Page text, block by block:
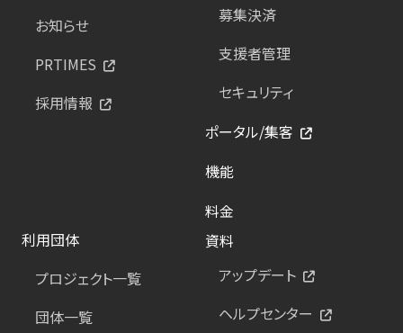
お知らせ
PRTIMES
採用情報
募集決済
支援者管理
セキュリティ
ポータル/集客
機能
料金
利用団体
プロジェクト一覧
団体一覧
資料
アップデート
ヘルプセンター